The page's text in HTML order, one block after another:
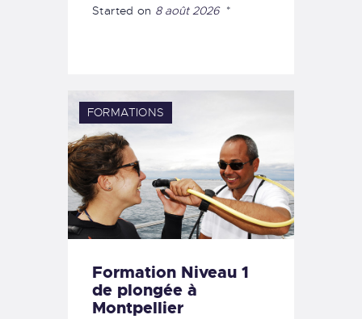
Started on 8 août 2026
FORMATIONS
Formation Niveau 1
de plongée à
Montpellier